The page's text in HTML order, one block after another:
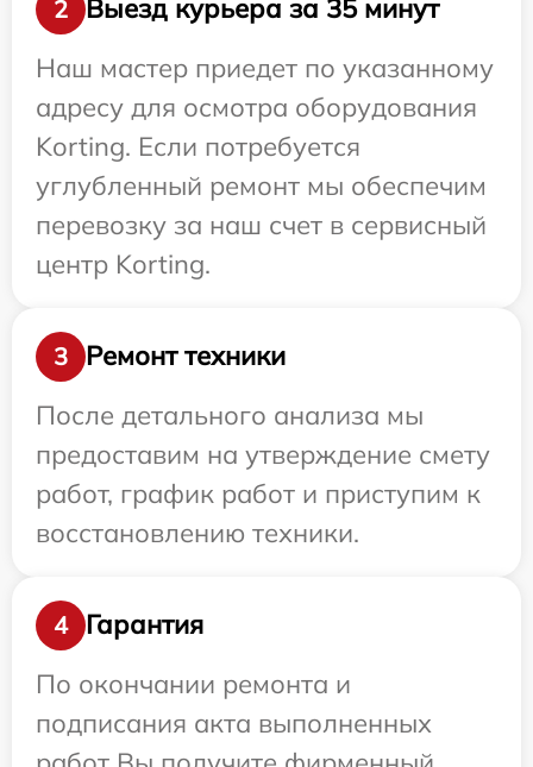
2
Выезд курьера за 35 минут
Наш мастер приедет по указанному
адресу для осмотра оборудования
Korting. Если потребуется
углубленный ремонт мы обеспечим
перевозку за наш счет в сервисный
центр Korting.
3
Ремонт техники
После детального анализа мы
предоставим на утверждение смету
работ, график работ и приступим к
восстановлению техники.
4
Гарантия
По окончании ремонта и
подписания акта выполненных